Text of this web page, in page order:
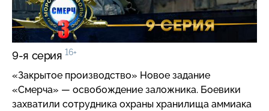
9-я серия 16+
«Закрытое производство» Новое задание
«Смерча» — освобождение заложника. Боевики
захватили сотрудника охраны хранилища аммиака